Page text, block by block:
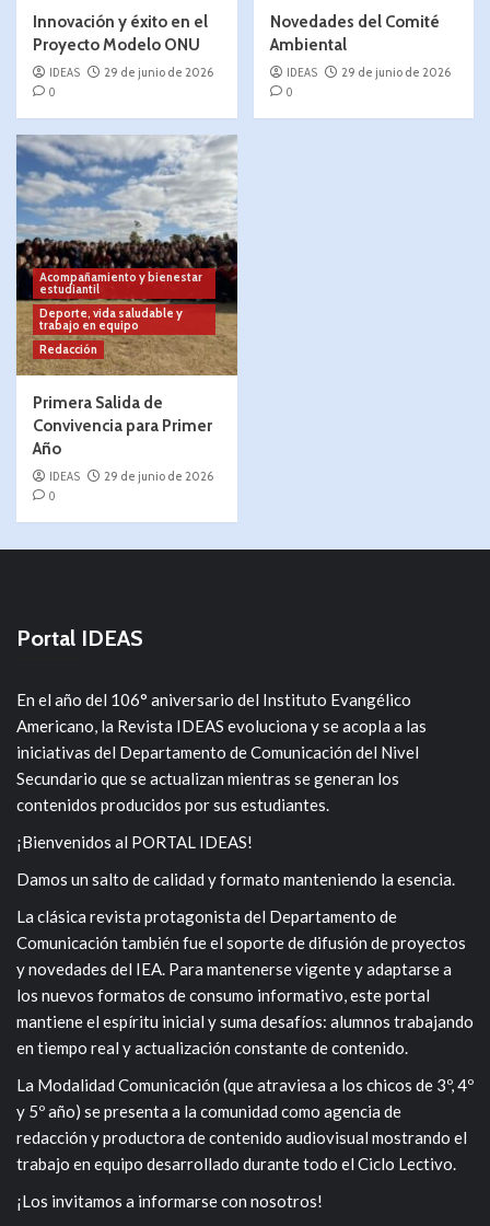
Innovación y éxito en el
Proyecto Modelo ONU
IDEAS
29 de junio de 2026
0
Novedades del Comité
Ambiental
IDEAS
29 de junio de 2026
0
Acompañamiento y bienestar
estudiantil
Deporte, vida saludable y
trabajo en equipo
Redacción
Primera Salida de
Convivencia para Primer
Año
IDEAS
29 de junio de 2026
0
Portal IDEAS
En el año del 106° aniversario del Instituto Evangélico
Americano, la Revista IDEAS evoluciona y se acopla a las
iniciativas del Departamento de Comunicación del Nivel
Secundario que se actualizan mientras se generan los
contenidos producidos por sus estudiantes.
¡Bienvenidos al PORTAL IDEAS!
Damos un salto de calidad y formato manteniendo la esencia.
La clásica revista protagonista del Departamento de
Comunicación también fue el soporte de difusión de proyectos
y novedades del IEA. Para mantenerse vigente y adaptarse a
los nuevos formatos de consumo informativo, este portal
mantiene el espíritu inicial y suma desafíos: alumnos trabajando
en tiempo real y actualización constante de contenido.
La Modalidad Comunicación (que atraviesa a los chicos de 3º, 4º
y 5º año) se presenta a la comunidad como agencia de
redacción y productora de contenido audiovisual mostrando el
trabajo en equipo desarrollado durante todo el Ciclo Lectivo.
¡Los invitamos a informarse con nosotros!